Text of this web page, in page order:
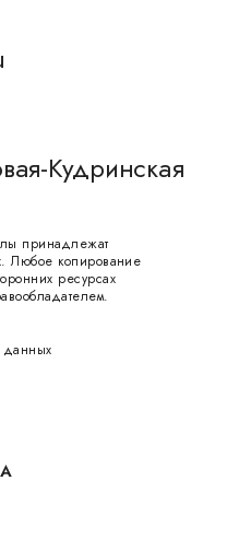
Кудринская
принадлежат
Любое копирование
ресурсах
данных